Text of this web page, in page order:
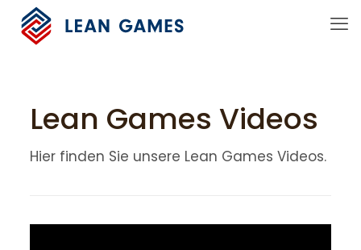
Lean Games Videos
Hier finden Sie unsere Lean Games Videos.